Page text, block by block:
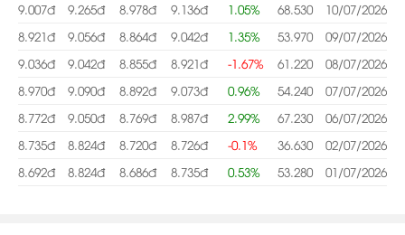
9.007đ
9.265đ 8.978đ 9.136đ 1.05% 68.530
10/07/2026
8.921đ
9.056đ 8.864đ 9.042đ 1.35% 53.970
09/07/2026
9.036đ
9.042đ 8.855đ 8.921đ -1.67% 61.220
08/07/2026
8.970đ
9.090đ 8.892đ 9.073đ 0.96% 54.240
07/07/2026
8.772đ
9.050đ 8.769đ 8.987đ 2.99% 67.230
06/07/2026
8.735đ
8.824đ 8.720đ 8.726đ -0.1% 36.630
02/07/2026
8.692đ
8.824đ 8.686đ 8.735đ 0.53% 53.280 01/07/2026